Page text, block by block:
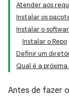
Atender aos
Instalar os
Instalar o
Instalar o Repo
Definir um
Qual é a
Antes de fazer